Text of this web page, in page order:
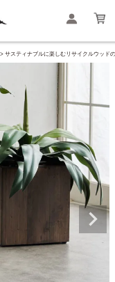
サスティナブルに楽しむリサイクルウッド